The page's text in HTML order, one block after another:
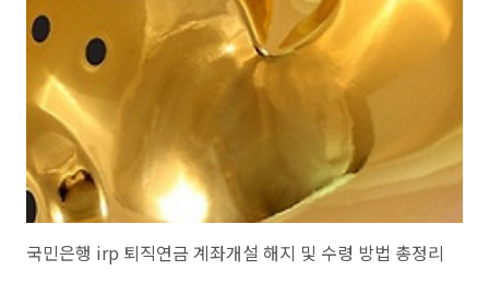
번에 관리할 수 있는 통합된 계좌 정보 서비스를 이용할 수 있습니다. 통
합된 계좌 정보 서비스를 통해 휴먼 예금 조회를 바로 수행할 수 있고, 해
당 계좌에 잠자고 있던 숨은 내돈을 쉽게 찾아볼 수 있습니다. 내가 발급
한 카드들..
국민은행 irp 퇴직연금 계좌개설 해지 및 수령 방법 총정리